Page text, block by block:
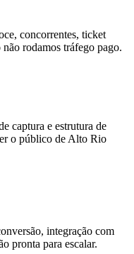
concorrentes, ticket
rodamos tráfego pago.
captura e estrutura de
o público de Alto Rio
integração com
pronta para escalar.